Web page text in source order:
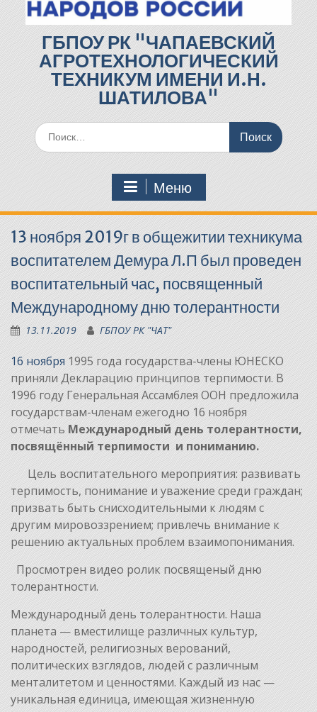
ГБПОУ РК "ЧАПАЕВСКИЙ
АГРОТЕХНОЛОГИЧЕСКИЙ
ТЕХНИКУМ ИМЕНИ И.Н.
ШАТИЛОВА"
Поиск
по:
Меню
13 ноября 2019г в общежитии техникума
воспитателем Демура Л.П был проведен
воспитательный час, посвященный
Международному дню толерантности
13.11.2019 ГБПОУ РК "ЧАТ"
16 ноября1995 года государства-члены ЮНЕСКО
приняли Декларацию принципов терпимости. В
1996 году Генеральная Ассамблея ООН предложила
государствам-членам ежегодно 16 ноября
отмечатьМеждународный деньтолерантности,
посвящённый терпимости и пониманию.
Цель воспитательного мероприятия: развивать
терпимость, понимание и уважение среди граждан;
призвать быть снисходительными к людям с
другим мировоззрением; привлечь внимание к
решению актуальных проблем взаимопонимания.
Просмотрен видео ролик посвященый дню
толерантности.
Международный день толерантности. Наша
планета — вместилище различных культур,
народностей, религиозных верований,
политических взглядов, людей с различным
менталитетом и ценностями. Каждый из нас —
уникальная единица, имеющая жизненную